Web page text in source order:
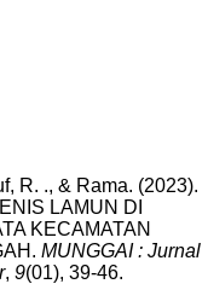
R. ., & Rama. (2023).
LAMUN DI
KECAMATAN
MUNGGAI : Jurnal
, 9(01), 39-46.